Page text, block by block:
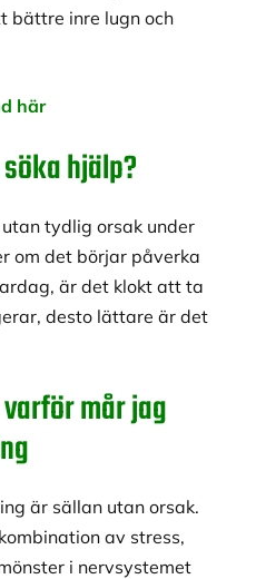
bättre inre lugn och
här
hjälp?
tydlig orsak under
om det börjar påverka
är det klokt att ta
desto lättare är det
mårjag
är sällan utan orsak.
av stress,
i nervsystemet